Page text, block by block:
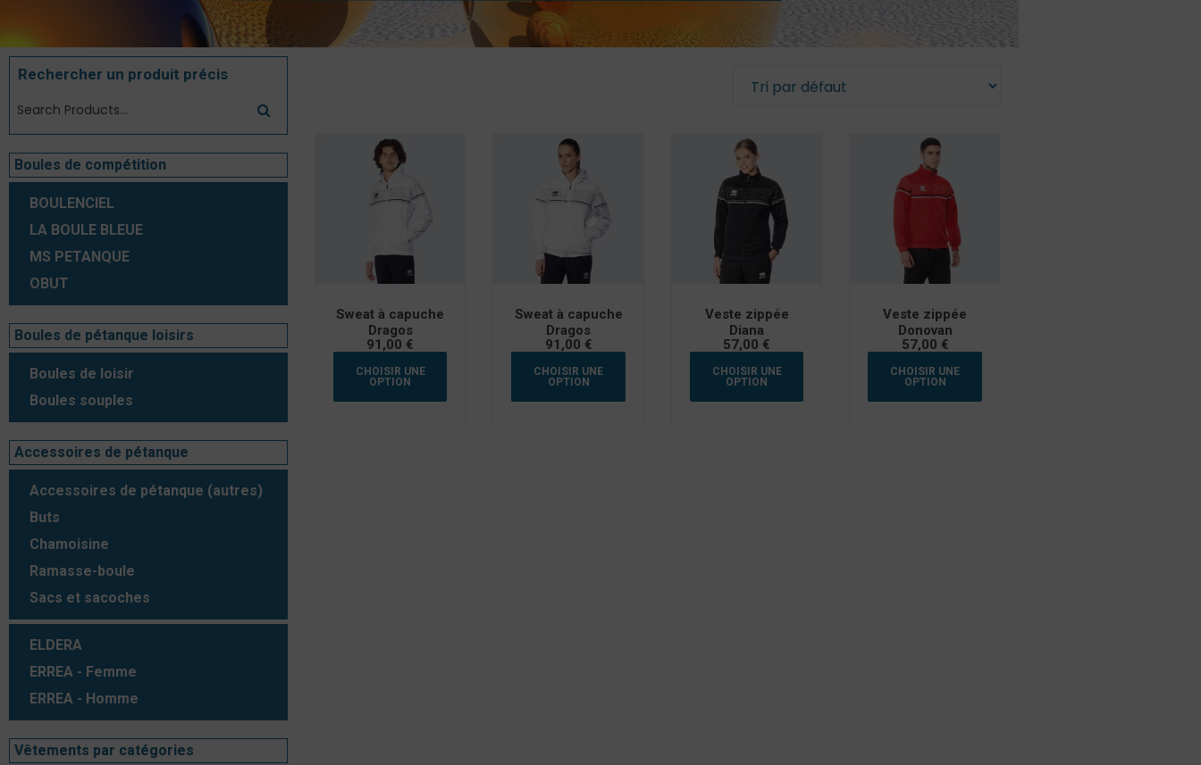
TORO PETANK
Rechercher un produit précis
Boules de compétition
BOULENCIEL
LA BOULE BLEUE
MS PETANQUE
OBUT
Boules de pétanque loisirs
Boules de loisir
Boules souples
Accessoires de pétanque
Accessoires de pétanque (autres)
Buts
Chamoisine
Ramasse-boule
Sacs et sacoches
ELDERA
ERREA - Femme
ERREA - Homme
Vêtements par catégories
Sweat à capuche
Dragos
91,00 €
CHOISIR UNE
OPTION
Sweat à capuche
Dragos
91,00 €
CHOISIR UNE
OPTION
Veste zippée
Diana
57,00 €
CHOISIR UNE
OPTION
Veste zippée
Donovan
57,00 €
CHOISIR UNE
OPTION